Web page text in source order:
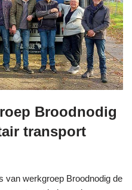
Broodnodig
transport
van werkgroep Broodnodig de